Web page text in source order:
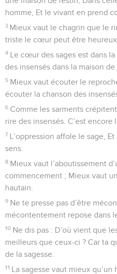
homme, Et le vivant en prend
3 Mieux vaut le chagrin que le
triste le cœur peut être heureux.
4 Le cœur des sages est dans
des insensés dans la maison de
5 Mieux vaut écouter le
écouter la chanson des
6 Comme les sarments
rire des insensés. C’est encore
7 L’oppression affole le sage,
sens.
8 Mieux vaut l’aboutissement
commencement ; Mieux vaut
hautain.
9 Ne te presse pas d’être
mécontentement repose dans
10 Ne dis pas : D’où vient que
meilleurs que ceux-ci ? Car ta
de la sagesse.
11 La sagesse vaut mieux